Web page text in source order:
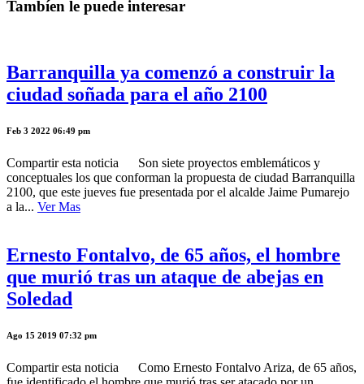
Tambíen le puede interesar
Barranquilla ya comenzó a construir la
ciudad soñada para el año 2100
Feb 3 2022 06:49 pm
Compartir esta noticia Son siete proyectos emblemáticos y
conceptuales los que conforman la propuesta de ciudad Barranquilla
2100, que este jueves fue presentada por el alcalde Jaime Pumarejo
a la... Ver Mas
Ernesto Fontalvo, de 65 años, el hombre
que murió tras un ataque de abejas en
Soledad
Ago 15 2019 07:32 pm
Compartir esta noticia Como Ernesto Fontalvo Ariza, de 65 años,